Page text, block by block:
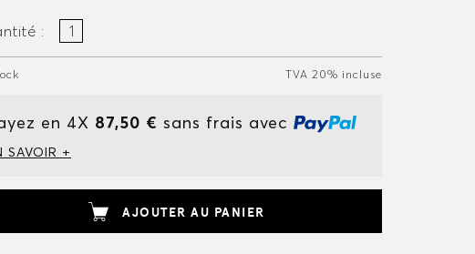
:
TVA 20% incluse
en 4X 87,50 € sans frais avec
SAVOIR +
AJOUTER AU PANIER